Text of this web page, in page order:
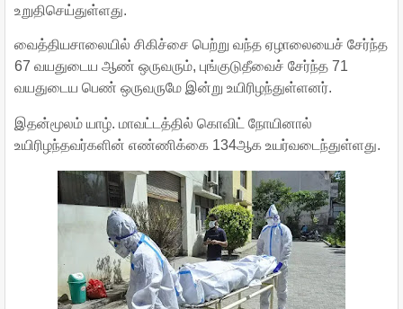
உறுதிசெய்துள்ளது.
வைத்தியசாலையில் சிகிச்சை பெற்று வந்த ஏழாலையைச் சேர்ந்த
67 வயதுடைய ஆண் ஒருவரும், புங்குடுதீவைச் சேர்ந்த 71
வயதுடைய பெண் ஒருவருமே இன்று உயிரிழந்துள்ளனர்.
இதன்மூலம் யாழ். மாவட்டத்தில் கொவிட் நோயினால்
உயிரிழந்தவர்களின் எண்ணிக்கை 134ஆக உயர்வடைந்துள்ளது.